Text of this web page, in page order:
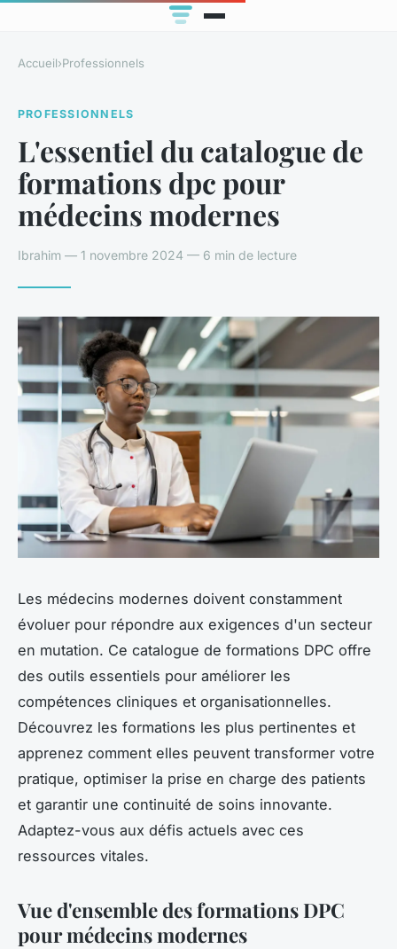
Accueil›Professionnels
PROFESSIONNELS
L'essentiel du catalogue de
formations dpc pour
médecins modernes
Ibrahim — 1 novembre 2024 — 6 min de lecture
Les médecins modernes doivent constamment
évoluer pour répondre aux exigences d'un secteur
en mutation. Ce catalogue de formations DPC offre
des outils essentiels pour améliorer les
compétences cliniques et organisationnelles.
Découvrez les formations les plus pertinentes et
apprenez comment elles peuvent transformer votre
pratique, optimiser la prise en charge des patients
et garantir une continuité de soins innovante.
Adaptez-vous aux défis actuels avec ces
ressources vitales.
Vue d'ensemble des formations DPC
pour médecins modernes